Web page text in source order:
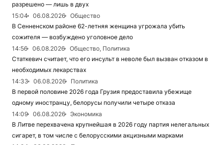
разрешено — лишь в двух
15:04
06.08.2026
Общество
В Сенненском районе 62-летняя женщина угрожала убить
сожителя — возбуждено уголовное дело
14:56
06.08.2026
Общество, Политика
Статкевич считает, что его инсульт в неволе был вызван отказом в
необходимых лекарствах
14:33
06.08.2026
Политика
В первой половине 2026 года Грузия предоставила убежище
одному иностранцу, белорусы получили четыре отказа
14:09
06.08.2026
Экономика
В Литве перехвачена крупнейшая в 2026 году партия нелегальных
сигарет, в том числе с белорусскими акцизными марками